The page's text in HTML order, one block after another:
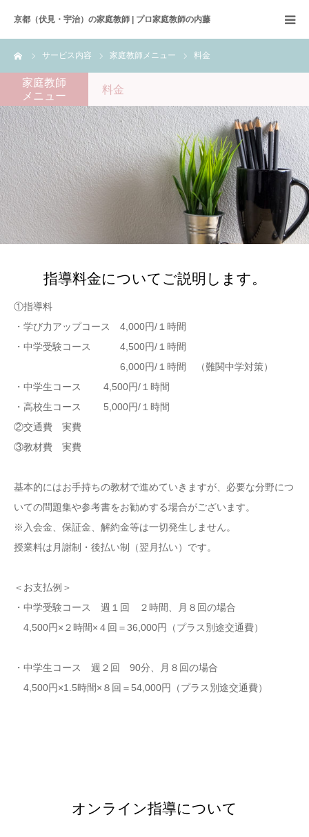
京都（伏見・宇治）の家庭教師 | プロ家庭教師の内藤
サービス内容 家庭教師メニュー 料金
家庭教師
メニュー
料金
指導料金についてご説明します。
①指導料
・学び力アップコース 4,000円/１時間
・中学受験コース 4,500円/１時間
6,000円/１時間 （難関中学対策）
・中学生コース 4,500円/１時間
・高校生コース 5,000円/１時間
②交通費 実費
③教材費 実費
基本的にはお手持ちの教材で進めていきますが、必要な分野につ
いての問題集や参考書をお勧めする場合がございます。
※入会金、保証金、解約金等は一切発生しません。
授業料は月謝制・後払い制（翌月払い）です。
＜お支払例＞
・中学受験コース 週１回 ２時間、月８回の場合
4,500円×２時間×４回＝36,000円（プラス別途交通費）
・中学生コース 週２回 90分、月８回の場合
4,500円×1.5時間×８回＝54,000円（プラス別途交通費）
オンライン指導について
ホーム
サービス内容
こだわり
プロフィール
ブログ